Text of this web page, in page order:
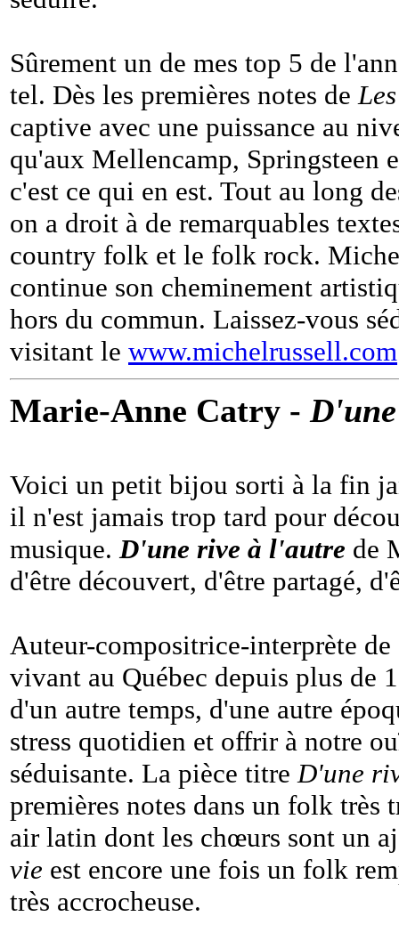
Sûrement un de mes top 5 de
tel. Dès les premières notes de
captive avec une puissance au
qu'aux Mellencamp, Springsteen
c'est ce qui en est. Tout au long
on a droit à de remarquables
country folk et le folk rock.
continue son cheminement
hors du commun. Laissez-vous
visitant le www.michelrussell.com
Marie-Anne Catry -
Voici un petit bijou sorti à la fin
il n'est jamais trop tard pour
musique.D'une rive à l'autre de
d'être découvert, d'être partagé,
Auteur-compositrice-interprète
vivant au Québec depuis plus de
d'un autre temps, d'une autre
stress quotidien et offrir à notre
séduisante. La pièce titreD'une
premières notes dans un folk très
air latin dont les chœurs sont un
vie est encore une fois un folk
très accrocheuse.